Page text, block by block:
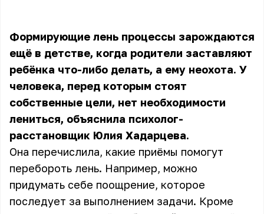
Формирующие лень процессы зарождаются
ещё в детстве, когда родители заставляют
ребёнка что-либо делать, а ему неохота. У
человека, перед которым стоят
собственные цели, нет необходимости
лениться, объяснила психолог-
расстановщик Юлия Хадарцева.
Она перечислила, какие приёмы помогут
перебороть лень. Например, можно
придумать себе поощрение, которое
последует за выполнением задачи. Кроме